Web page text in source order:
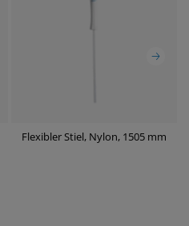
Flexibler Stiel, Nylon, 1505 mm